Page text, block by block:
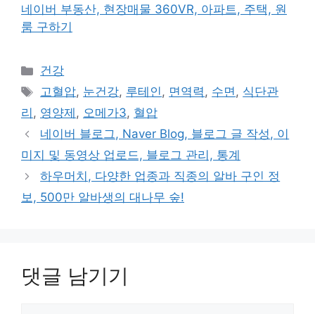
네이버 부동산, 현장매물 360VR, 아파트, 주택, 원
룸 구하기
카
테
리
건강
태
그
고혈압, 눈건강, 루테인, 면역력, 수면, 식단관
리 , 영양제 , 오메가3, 혈압
네이버 블로그, Naver Blog, 블로그 글 작성, 이
미지 및 동영상 업로드, 블로그 관리, 통계
하우머치, 다양한 업종과 직종의 알바 구인 정
보, 500만 알바생의 대나무 숲!
댓글 남기기